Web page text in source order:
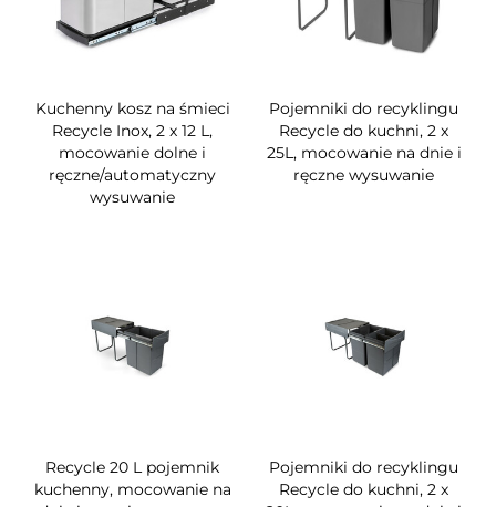
Kuchenny kosz na śmieci
Recycle Inox, 2 x 12 L,
mocowanie dolne i
ręczne/automatyczny
wysuwanie
Pojemniki do recyklingu
Recycle do kuchni, 2 x
25L, mocowanie na dnie i
ręczne wysuwanie
Recycle 20 L pojemnik
kuchenny, mocowanie na
Pojemniki do recyklingu
Recycle do kuchni, 2 x